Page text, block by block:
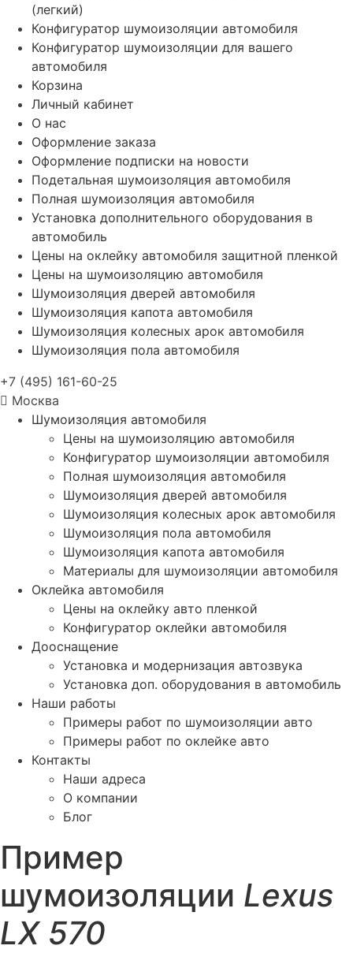
(легкий)
Конфигуратор шумоизоляции автомобиля
Конфигуратор шумоизоляции для вашего
автомобиля
Корзина
Личный кабинет
О нас
Оформление заказа
Оформление подписки на новости
Подетальная шумоизоляция автомобиля
Полная шумоизоляция автомобиля
Установка дополнительного оборудования в
автомобиль
Цены на оклейку автомобиля защитной пленкой
Цены на шумоизоляцию автомобиля
Шумоизоляция дверей автомобиля
Шумоизоляция капота автомобиля
Шумоизоляция колесных арок автомобиля
Шумоизоляция пола автомобиля
+7 (495) 161-60-25
Москва
Шумоизоляция автомобиля
Цены на шумоизоляцию автомобиля
Конфигуратор шумоизоляции автомобиля
Полная шумоизоляция автомобиля
Шумоизоляция дверей автомобиля
Шумоизоляция колесных арок автомобиля
Шумоизоляция пола автомобиля
Шумоизоляция капота автомобиля
Материалы для шумоизоляции автомобиля
Оклейка автомобиля
Цены на оклейку авто пленкой
Конфигуратор оклейки автомобиля
Дооснащение
Установка и модернизация автозвука
Установка доп. оборудования в автомобиль
Наши работы
Примеры работ по шумоизоляции авто
Примеры работ по оклейке авто
Контакты
Наши адреса
О компании
Блог
Пример
шумоизоляции Lexus
LX 570